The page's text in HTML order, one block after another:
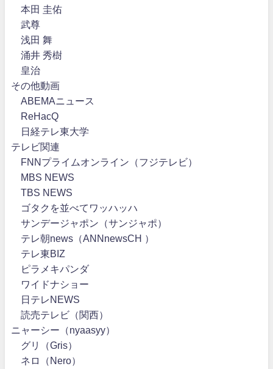
本田 圭佑
武尊
浅田 舞
涌井 秀樹
皇治
その他動画
ABEMAニュース
ReHacQ
日経テレ東大学
テレビ関連
FNNプライムオンライン（フジテレビ）
MBS NEWS
TBS NEWS
ゴタクを並べてワッハッハ
サンデージャポン（サンジャポ）
テレ朝news（ANNnewsCH ）
テレ東BIZ
ピラメキパンダ
ワイドナショー
日テレNEWS
読売テレビ（関西）
ニャーシー（nyaasyy）
グリ（Gris）
ネロ（Nero）